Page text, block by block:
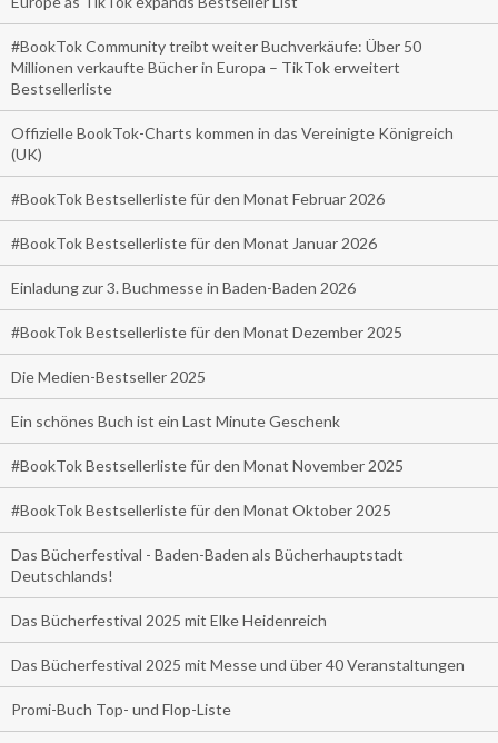
#BookTok Community treibt weiter Buchverkäufe: Über 50
Millionen verkaufte Bücher in Europa – TikTok erweitert
Bestsellerliste
Offizielle BookTok-Charts kommen in das Vereinigte Königreich
(UK)
#BookTok Bestsellerliste für den Monat Februar 2026
#BookTok Bestsellerliste für den Monat Januar 2026
Einladung zur 3. Buchmesse in Baden-Baden 2026
#BookTok Bestsellerliste für den Monat Dezember 2025
Die Medien-Bestseller 2025
Ein schönes Buch ist ein Last Minute Geschenk
#BookTok Bestsellerliste für den Monat November 2025
#BookTok Bestsellerliste für den Monat Oktober 2025
Das Bücherfestival - Baden-Baden als Bücherhauptstadt
Deutschlands!
Das Bücherfestival 2025 mit Elke Heidenreich
Das Bücherfestival 2025 mit Messe und über 40 Veranstaltungen
Promi-Buch Top- und Flop-Liste